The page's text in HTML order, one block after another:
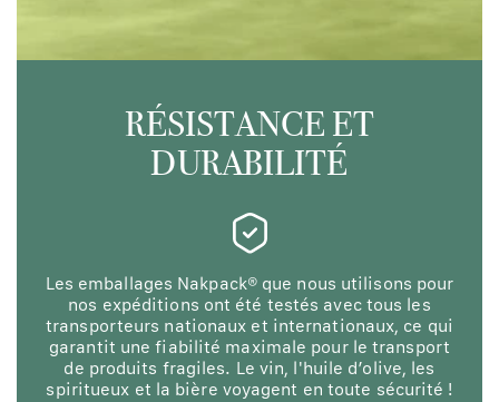
RÉSISTANCE ET
DURABILITÉ
Les emballages Nakpack® que nous utilisons pour
nos expéditions ont été testés avec tous les
transporteurs nationaux et internationaux, ce qui
garantit une fiabilité maximale pour le transport
de produits fragiles. Le vin, l'huile d’olive, les
spiritueux et la bière voyagent en toute sécurité !